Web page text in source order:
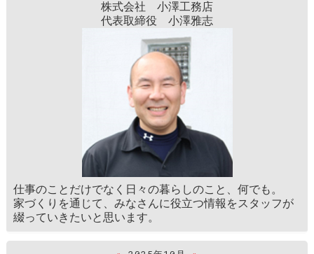
株式会社 小澤工務店
代表取締役 小澤雅志
仕事のことだけでなく日々の暮らしのこと、何でも。
家づくりを通じて、みなさんに役立つ情報をスタッフが
綴っていきたいと思います。